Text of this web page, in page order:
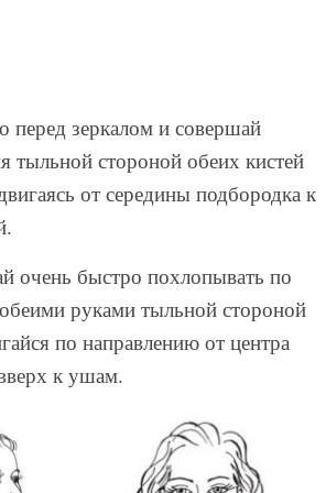
перед зеркалом и совершай
тыльной стороной обеих кистей
от середины подбородка к
очень быстро похлопывать по
руками тыльной стороной
по направлению от центра
к ушам.